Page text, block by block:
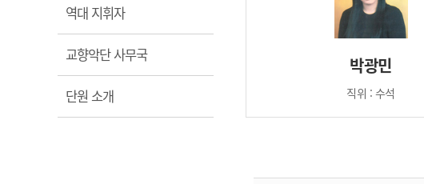
역대 지휘자열
림
교향악단 사무국열
림
단원 소개열
림
박광민
직위 : 수석